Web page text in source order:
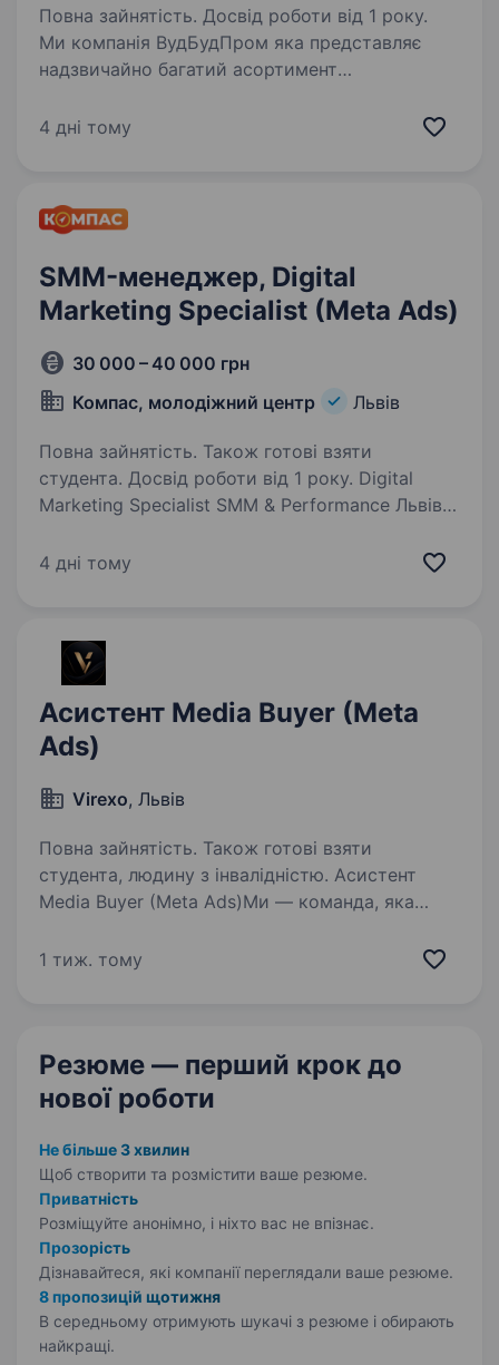
Повна зайнятість. Досвід роботи від 1 року.
Ми компанія ВудБудПром яка представляє
надзвичайно багатий асортимент
лаки, масла, віск і багато іншого). У нас амбітні
4 дні тому
SMM-менеджер, Digital
Marketing Specialist (Meta Ads)
30 000 – 40 000 грн
Компас, молодіжний центр
Львів
Повна зайнятість. Також готові взяти
студента. Досвід роботи від 1 року. Digital
Marketing Specialist SMM & Performance Львів |
Шукаємо маркетолога, який любить не лише
4 дні тому
Асистент Media Buyer (Meta
Ads)
Virexo, Львів
Повна зайнятість. Також готові взяти
студента, людину з інвалідністю. Асистент
Media Buyer (Meta Ads)Ми — команда, яка
у вертикалі Social/Dating та постійно
1 тиж. тому
Резюме — перший крок до
нової роботи
Не більше 3 хвилин
Щоб створити та розмістити ваше резюме.
Приватність
Розміщуйте анонімно, і ніхто вас не впізнає.
Прозорість
Дізнавайтеся, які компанії переглядали ваше резюме.
8 пропозицій щотижня
В середньому отримують шукачі з резюме і обирають
найкращі.